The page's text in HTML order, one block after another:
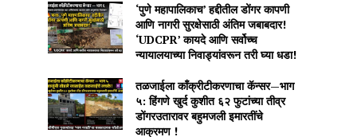
‘पुणे महापालिकाच’ हद्दीतील डोंगर कापणी
आणि नागरी सुरक्षेसाठी अंतिम जबाबदार!
‘UDCPR’ कायदे आणि सर्वोच्च
न्यायालयाच्या निवाड्यांवरून तरी घ्या धडा!
तळजाईला काँक्रीटीकरणाचा कॅन्सर—भाग
५: हिंगणे खुर्द कुशीत ६२ फुटांच्या तीव्र
डोंगरउतारावर बहुमजली इमारतींचे
आक्रमण !